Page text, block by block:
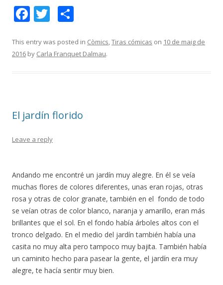
F
e
b
k
T
itt
er
m
p
ix
This entry was posted in Còmics,Tiras cómicas on 10 de maig de
2016 by Carla Franquet Dalmau.
El jardín florido
Leave a reply
Andando me encontré un jardín muy alegre. En él se veía
muchas flores de colores diferentes, unas eran rojas, otras
rosa y otras de color granate, también en el fondo de todo
se veían otras de color blanco, naranja y amarillo, eran más
brillantes que el sol. En el fondo había árboles altos con el
tronco delgado. En el medio del jardín también había una
casita no muy alta pero tampoco muy bajita. También había
un caminito hecho para pasear la gente, el jardín era muy
alegre, te hacía sentir muy bien.